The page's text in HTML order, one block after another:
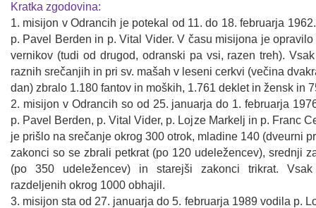
Kratka zgodovina:
1. misijon v Odrancih je potekal od 11. do 18. februarja
p. Pavel Berden in p. Vital Vider. V času misijona je
vernikov (tudi od drugod, odranski pa vsi, razen treh).
raznih srečanjih in pri sv. mašah v leseni cerkvi (večina
dan) zbralo 1.180 fantov in moških, 1.761 deklet in žensk in
2. misijon v Odrancih so od 25. januarja do 1. februarja
p. Pavel Berden, p. Vital Vider, p. Lojze Markelj in p. Franc
je prišlo na srečanje okrog 300 otrok, mladine 140 (dveurni
zakonci so se zbrali petkrat (po 120 udeležencev), srednji
(po 350 udeležencev) in starejši zakonci trikrat.
razdeljenih okrog 1000 obhajil.
3. misijon sta od 27. januarja do 5. februarja 1989 vodila p.